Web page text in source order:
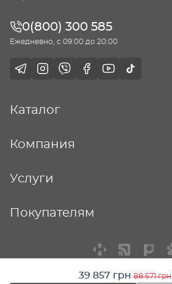
39 857 грн 88 571 грн
0(800) 300 585
Ежедневно, с 09:00 до 20:00
Каталог
Компания
Услуги
Покупателям